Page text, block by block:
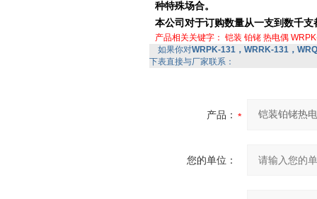
种特殊场合。
本公司对于订购数量从一支到数千支
产品相关关键字： 铠装 铂铑 热电偶
如果你对WRPK-131，WRRK-131，
下表直接与厂家联系：
产品：
您的单位：